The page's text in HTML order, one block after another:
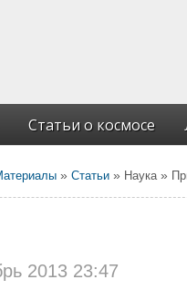
Статьи о космосе
» Статьи » Наука »
2013 23:47